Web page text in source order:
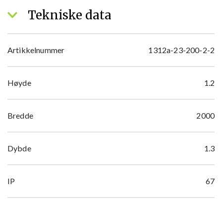
Tekniske data
Artikkelnummer 1312a-23-200-2-2
Høyde 1.2
Bredde 2000
Dybde 1.3
IP 67